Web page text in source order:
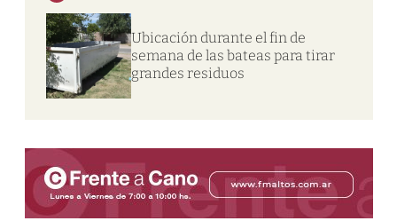
Ubicación durante el fin de
semana de las bateas para tirar
grandes residuos